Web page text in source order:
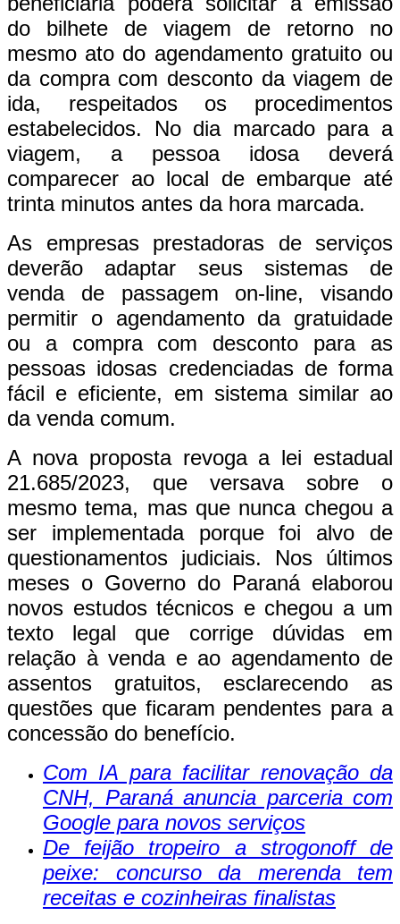
do bilhete de viagem de retorno no
mesmo ato do agendamento gratuito ou
da compra com desconto da viagem de
ida, respeitados os procedimentos
estabelecidos. No dia marcado para a
viagem, a pessoa idosa deverá
comparecer ao local de embarque até
trinta minutos antes da hora marcada.
As empresas prestadoras de serviços
deverão adaptar seus sistemas de
venda de passagem on-line, visando
permitir o agendamento da gratuidade
ou a compra com desconto para as
pessoas idosas credenciadas de forma
fácil e eficiente, em sistema similar ao
da venda comum.
A nova proposta revoga a lei estadual
21.685/2023, que versava sobre o
mesmo tema, mas que nunca chegou a
ser implementada porque foi alvo de
questionamentos judiciais. Nos últimos
meses o Governo do Paraná elaborou
novos estudos técnicos e chegou a um
texto legal que corrige dúvidas em
relação à venda e ao agendamento de
assentos gratuitos, esclarecendo as
questões que ficaram pendentes para a
concessão do benefício.
Com IA para facilitar renovação da
CNH, Paraná anuncia parceria com
Google para novos serviços
De feijão tropeiro a strogonoff de
peixe: concurso da merenda tem
receitas e cozinheiras finalistas